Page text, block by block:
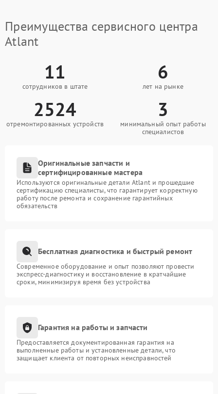
Преимущества сервисного центра
Atlant
11
сотрудников в штате
6
лет на рынке
2524
отремонтированных устройств
3
минимальный опыт работы
специалистов
Оригинальные запчасти и
сертифицированные мастера
Используются оригинальные детали Atlant и прошедшие
сертификацию специалисты, что гарантирует корректную
работу после ремонта и сохранение гарантийных
обязательств
Бесплатная диагностика и быстрый ремонт
Современное оборудование и опыт позволяют провести
экспресс-диагностику и восстановление в кратчайшие
сроки, минимизируя время без устройства
Гарантия на работы и запчасти
Предоставляется документированная гарантия на
выполненные работы и установленные детали, что
защищает клиента от повторных неисправностей